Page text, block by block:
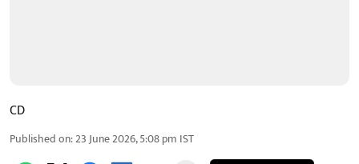
CD
Published on:23 June 2026, 5:08 pm IST